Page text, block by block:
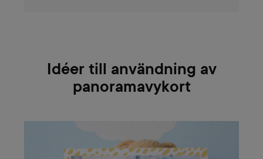
Idéer till användning av
panoramavykort